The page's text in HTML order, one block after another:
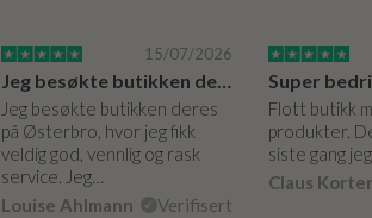
15/07/2026
Jeg besøkte butikken deres på Østerbro.
Jeg besøkte butikken deres
på Østerbro, hvor jeg fikk
veldig god, vennlig og rask
service. Jeg…
Louise Ahlmann
Verifisert
Flott butikk
produkter.
siste gang
Claus